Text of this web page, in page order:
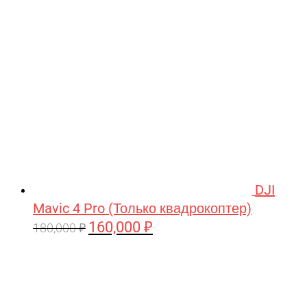
DJI
Mavic 4 Pro (Только квадрокоптер)
180,000₽ Первоначальная
160,000 ₽